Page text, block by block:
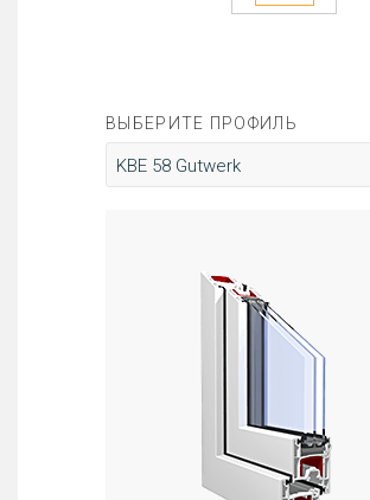
ВЫБЕРИТЕ ПРОФИЛЬ